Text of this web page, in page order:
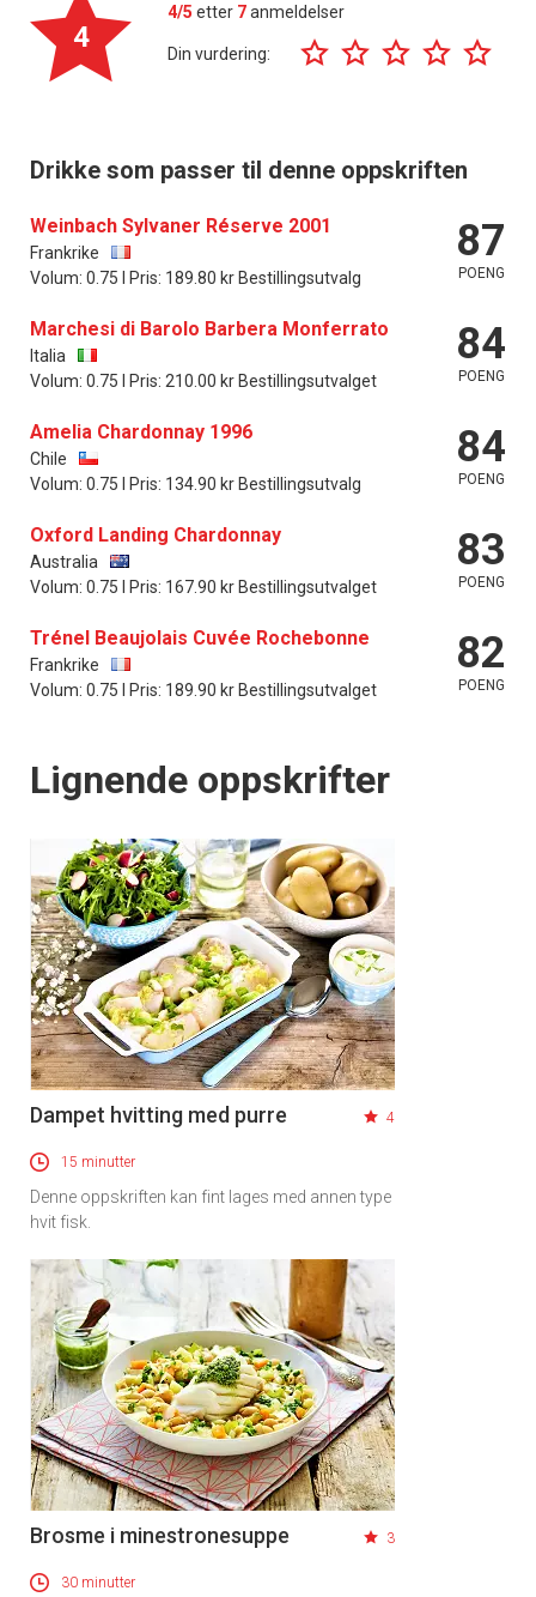
4
4/5 etter 7anmeldelser
Din vurdering:
Drikke som passer til denne oppskriften
Weinbach Sylvaner Réserve 2001
Frankrike
Volum: 0.75 l Pris: 189.80 kr Bestillingsutvalg
87
POENG
Marchesi di Barolo Barbera Monferrato
Italia
Volum: 0.75 l Pris: 210.00 kr Bestillingsutvalget
84
POENG
Amelia Chardonnay 1996
Chile
Volum: 0.75 l Pris: 134.90 kr Bestillingsutvalg
84
POENG
Oxford Landing Chardonnay
Australia
Volum: 0.75 l Pris: 167.90 kr Bestillingsutvalget
83
POENG
Trénel Beaujolais Cuvée Rochebonne
Frankrike
Volum: 0.75 l Pris: 189.90 kr Bestillingsutvalget
82
POENG
Lignende oppskrifter
Dampet hvitting med purre 4
15 minutter
Denne oppskriften kan fint lages med annen type
hvit fisk.
Brosme i minestronesuppe 3
30 minutter